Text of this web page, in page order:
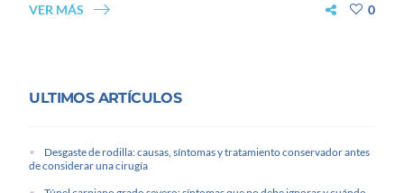
VER MÁS 0
ULTIMOS ARTÍCULOS
Desgaste de rodilla: causas, síntomas y tratamiento conservador antes
de considerar una cirugía